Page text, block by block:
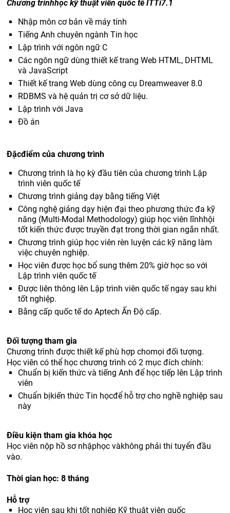
Chương trìnhhọc kỹ thuật viên quốc tế ITTi7.1
Nhập môn cơ bản về máy tính
Tiếng Anh chuyên ngành Tin học
Lập trình với ngôn ngữ C
Các ngôn ngữ dùng thiết kế trang Web HTML, DHTML
và JavaScript
Thiết kế trang Web dùng công cụ Dreamweaver 8.0
RDBMS và hệ quản trị cơ sở dữ liệu.
Lập trình với Java
Đồ án
Đặcđiểm của chương trình
Chương trình là họ kỳ đầu tiên của chương trình Lập
trình viên quốc tế
Chương trình giảng dạy bằng tiếng Việt
Công nghệ giảng dạy hiện đại theo phương thức đa kỹ
năng (Multi-Modal Methodology) giúp học viên lĩnhhội
tốt kiến thức được truyền đạt trong thời gian ngắn nhất.
Chương trình giúp học viên rèn luyện các kỹ năng làm
việc chuyên nghiệp.
Học viên được học bổ sung thêm 20% giờ học so với
Lập trình viên quốc tế
Được liên thông lên Lập trình viên quốc tế ngay sau khi
tốt nghiệp.
Bằng cấp quốc tế do Aptech Ấn Độ cấp.
Đối tượng tham gia
Chương trình được thiết kế phù hợp chomọi đối tượng.
Học viên có thể học chương trình có 2 mục đích chính:
Chuẩn bị kiến thức và tiếng Anh để học tiếp lên Lập trình
viên
Chuẩn bịkiến thức Tin họcđể hỗ trợ cho nghề nghiệp sau
này
Điều kiện tham gia khóa học
Học viên nộp hồ sơ nhậphọc vàkhông phải thi tuyển đầu
vào.
Thời gian học: 8 tháng
Hỗ trợ
Học viên sau khi tốt nghiệp Kỹ thuật viên quốc